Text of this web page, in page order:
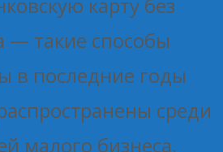
— такие способы
в последние годы
среди
малого бизнеса,